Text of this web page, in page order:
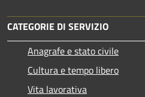
CATEGORIE DI SERVIZIO
Anagrafe e stato civile
Cultura e tempo libero
Vita lavorativa